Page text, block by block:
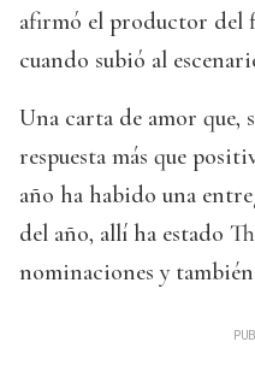
afirmó el productor del
cuando subió al
Una carta de amor que,
respuesta más que
año ha habido una
del año, allí ha estado
nominaciones y